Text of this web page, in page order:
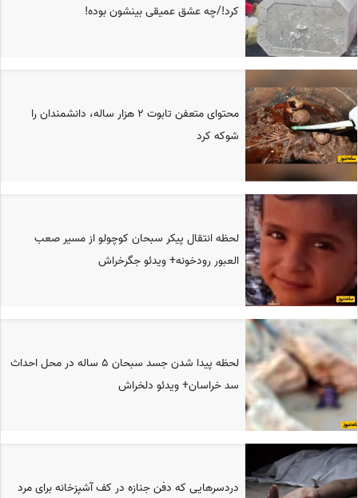
کرد!/چه عشق عمیقی بینشون بوده!
محتوای متعفن تابوت 2 هزار ساله، دانشمندان را
شوکه کرد
لحظه انتقال پیکر سبحان کوچولو از مسیر صعب
العبور رودخونه+ ویدئو جگرخراش
لحظه پیدا شدن جسد سبحان 5 ساله در محل احداث
سد خراسان+ ویدئو دلخراش
دردسرهایی که دفن جنازه در کف آشپزخانه برای مرد